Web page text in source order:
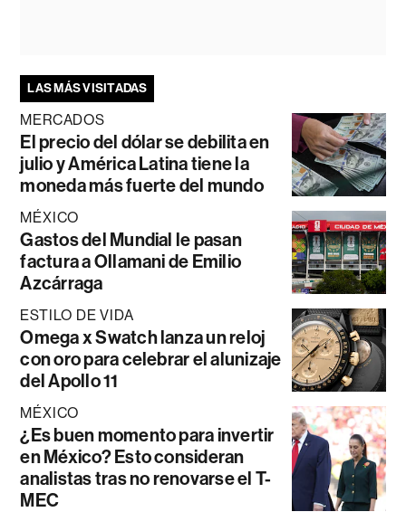
LAS MÁS VISITADAS
MERCADOS
El precio del dólar se debilita en
julio y América Latina tiene la
moneda más fuerte del mundo
MÉXICO
Gastos del Mundial le pasan
factura a Ollamani de Emilio
Azcárraga
ESTILO DE VIDA
Omega x Swatch lanza un reloj
con oro para celebrar el alunizaje
del Apollo 11
MÉXICO
¿Es buen momento para invertir
en México? Esto consideran
analistas tras no renovarse el T-
MEC